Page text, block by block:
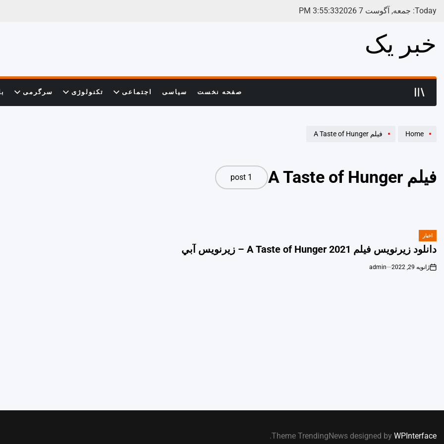
Today: جمعه, آگوست 7 2026 3:55:33
PM
خبر یک
صفحه نخست سیاسی اجتماعی تکنولوژی سرگرمی
Home فیلم A Taste of Hunger
فیلم A Taste of Hunger 1 post
POSTED
اخبار
دانلود زیرنویس فیلم A Taste of Hunger 2021 – زيرنويس آبي
on
ژانویه 29, 2022 admin
Theme TrendingNews designed by WPInterface
.